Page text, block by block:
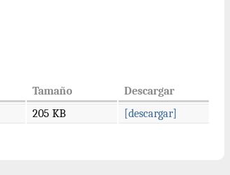
Tamaño
Descargar
205 KB [descargar]